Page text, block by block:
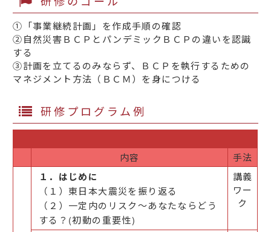
①「事業継続計画」を作成手順の確認
②自然災害ＢＣＰとパンデミックＢＣＰの違いを認識
する
③計画を立てるのみならず、ＢＣＰを執行するための
マネジメント方法（ＢＣＭ）を身につける
研修プログラム例
内容 手法
１．はじめに
（１）東日本大震災を振り返る
（２）一定内のリスク～あなたならどう
する？(初動の重要性)
講義
ワー
ク